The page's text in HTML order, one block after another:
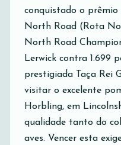
conquistado o prêmio
North Road (Rota
North Road
Lerwick contra 1.699
prestigiada Taça Rei
visitar o excelente
Horbling, em
qualidade tanto do
aves. Vencer esta